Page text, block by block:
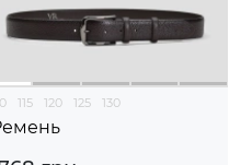
115 120 125 130